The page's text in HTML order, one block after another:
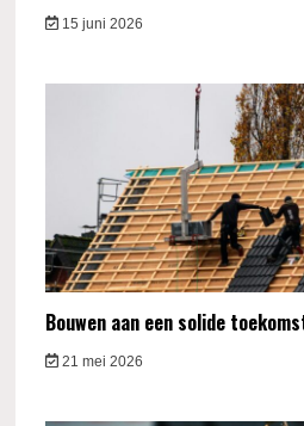
15 juni 2026
Bouwen aan een solide
21 mei 2026